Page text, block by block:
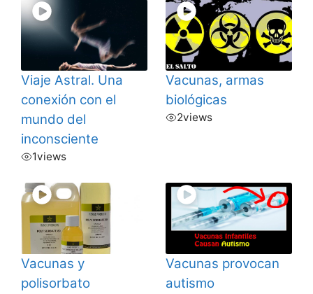
Viaje Astral. Una
conexión con el
mundo del
inconsciente
1views
Vacunas, armas
biológicas
2views
Vacunas y
polisorbato
Vacunas provocan
autismo